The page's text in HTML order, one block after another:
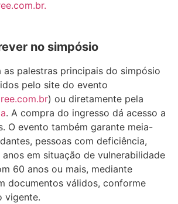
no simpósio
as palestras principais do simpósio
pelo site do evento
) ou diretamente pela
. A compra do ingresso dá acesso a
O evento também garante meia-
pessoas com deficiência,
em situação de vulnerabilidade
60 anos ou mais, mediante
documentos válidos, conforme
vigente.